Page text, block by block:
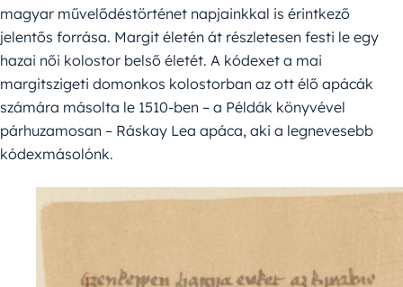
magyar művelődéstörténet napjainkkal is érintkező
jelentős forrása. Margit életén át részletesen festi le egy
hazai női kolostor belső életét. A kódexet a mai
margitszigeti domonkos kolostorban az ott élő apácák
számára másolta le 1510-ben – a Példák könyvével
párhuzamosan – Ráskay Lea apáca, aki a legnevesebb
kódexmásolónk.